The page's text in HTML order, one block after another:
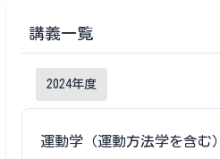
講義一覧
2024年度
運動学（運動方法学を含む）